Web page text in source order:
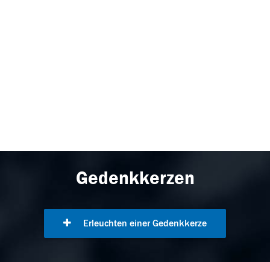
Gedenkkerzen
Erleuchten einer Gedenkkerze